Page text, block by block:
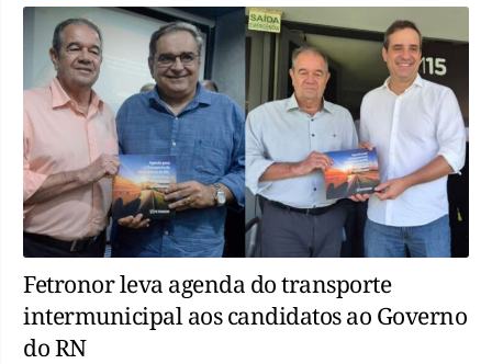
Fetronor leva agenda do transporte
intermunicipal aos candidatos ao Governo
do RN